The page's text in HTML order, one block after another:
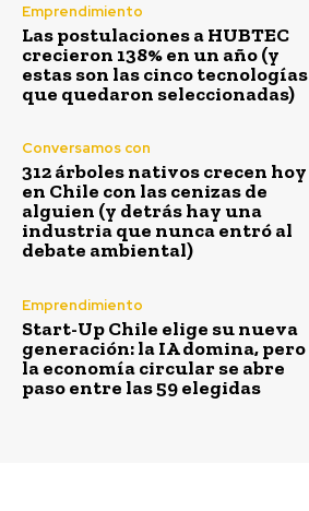
Emprendimiento
Las postulaciones a HUBTEC
crecieron 138% en un año (y
estas son las cinco tecnologías
que quedaron seleccionadas)
Conversamos con
312 árboles nativos crecen hoy
en Chile con las cenizas de
alguien (y detrás hay una
industria que nunca entró al
debate ambiental)
Emprendimiento
Start-Up Chile elige su nueva
generación: la IA domina, pero
la economía circular se abre
paso entre las 59 elegidas